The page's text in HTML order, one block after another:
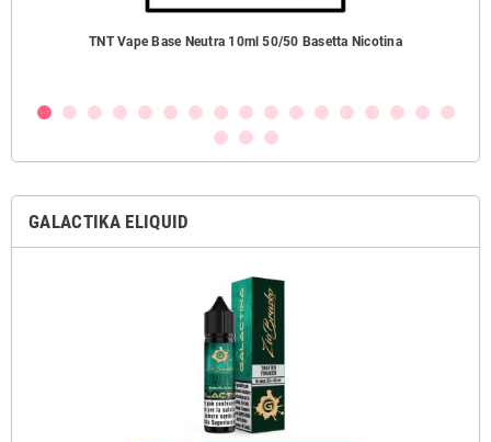
TNT Vape Base Neutra 10ml 50/50 Basetta Nicotina
GALACTIKA ELIQUID